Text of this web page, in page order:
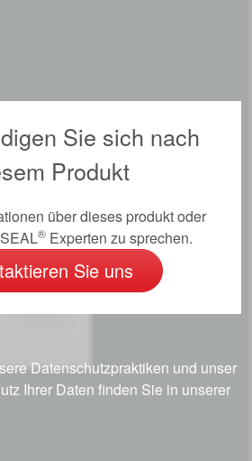
Sie sich nach
Produkt
über dieses produkt oder
® Experten zu sprechen.
Sie uns
Datenschutzpraktiken und unser
Ihrer Daten finden Sie in unserer